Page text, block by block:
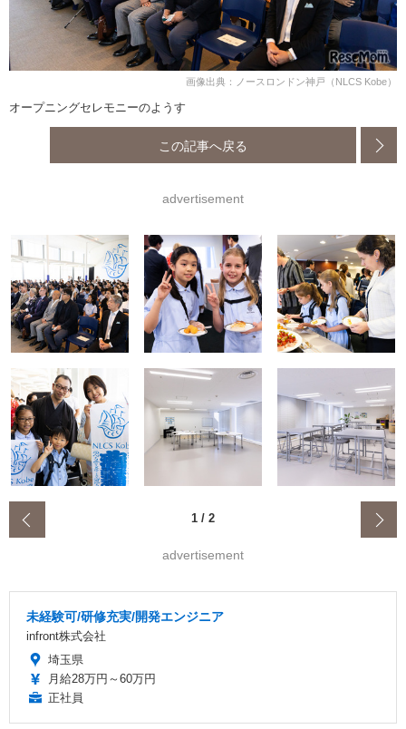
画像出典：ノースロンドン神戸（NLCS Kobe）
オープニングセレモニーのようす
この記事へ戻る
advertisement
1 / 2
advertisement
未経験可/研修充実/開発エンジニア
infront株式会社
埼玉県
月給28万円～60万円
正社員